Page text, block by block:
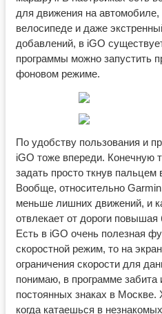
для движения на
велосипеде и даже
добавлений, в iGO
программы можно запустить
фоновом режиме.
По удобству пользования и
iGO тоже впереди. Конечную
задать просто ткнув пальцем
Вообще, относительно
меньше лишних движений, и
отвлекает от дороги
Есть в iGO очень полезная
скоростной режим, то на
ограничения скорости для
понимаю, в программе
постоянных знаках в Москве.
когда катаешься в